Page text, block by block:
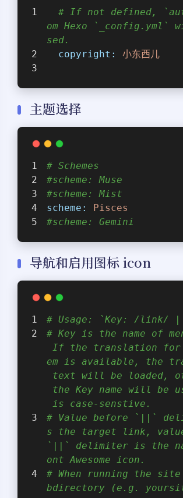
# If not defined,
om Hexo `_config.yml`
sed.
copyright:
小东西儿
主题选择
# Schemes
#scheme: Muse
#scheme: Mist
scheme:
Pisces
#scheme: Gemini
导航和启用图标 icon
# Usage: `Key: /link/
# Key is the name of
If the translation
em is available, the
text will be loaded,
the Key name will be
is case-senstive.
# Value before `||`
s the target link,
`||` delimiter is the
ont Awesome icon.
# When running the
bdirectory (e.g.